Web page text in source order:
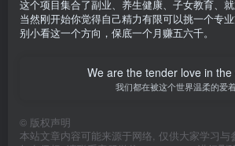
这个项目集合了副业、养生健康、子女教育、
当然刚开始你觉得自己精力有限可以挑一个专业
别小看这一个方向，保底一个月赚五六千。
We are the tender love in the
我们都在被这个世界温柔的爱
© 版权声明
本站文章内容可能来源于网络, 仅供大家学习与